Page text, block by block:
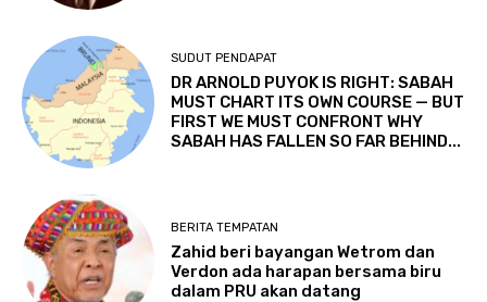
SUDUT PENDAPAT
DR ARNOLD PUYOK IS RIGHT: SABAH
MUST CHART ITS OWN COURSE — BUT
FIRST WE MUST CONFRONT WHY
SABAH HAS FALLEN SO FAR BEHIND...
BERITA TEMPATAN
Zahid beri bayangan Wetrom dan
Verdon ada harapan bersama biru
dalam PRU akan datang